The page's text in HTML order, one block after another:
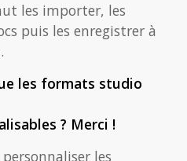
les importer, les
puis les enregistrer à
les formats studio
? Merci !
les